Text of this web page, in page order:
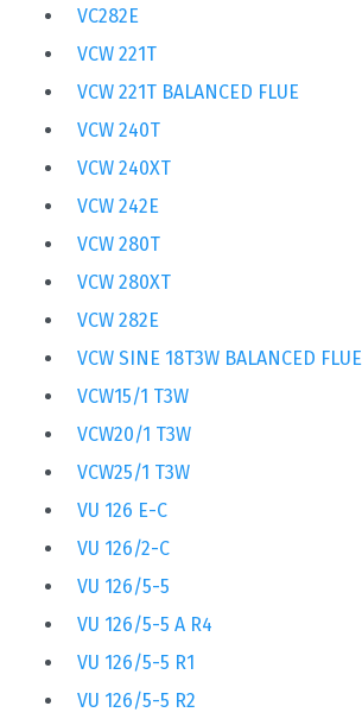
VC282E
VCW 221T
VCW 221T BALANCED FLUE
VCW 240T
VCW 240XT
VCW 242E
VCW 280T
VCW 280XT
VCW 282E
VCW SINE 18T3W BALANCED FLUE
VCW15/1 T3W
VCW20/1 T3W
VCW25/1 T3W
VU 126 E-C
VU 126/2-C
VU 126/5-5
VU 126/5-5 A R4
VU 126/5-5 R1
VU 126/5-5 R2